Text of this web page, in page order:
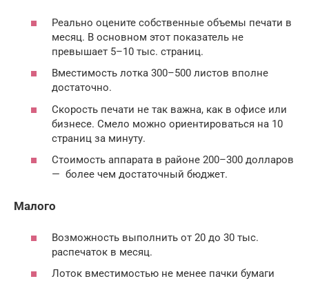
Реально оцените собственные объемы печати в
месяц. В основном этот показатель не
превышает 5–10 тыс. страниц.
Вместимость лотка 300–500 листов вполне
достаточно.
Скорость печати не так важна, как в офисе или
бизнесе. Смело можно ориентироваться на 10
страниц за минуту.
Стоимость аппарата в районе 200–300 долларов
— более чем достаточный бюджет.
Малого
Возможность выполнить от 20 до 30 тыс.
распечаток в месяц.
Лоток вместимостью не менее пачки бумаги